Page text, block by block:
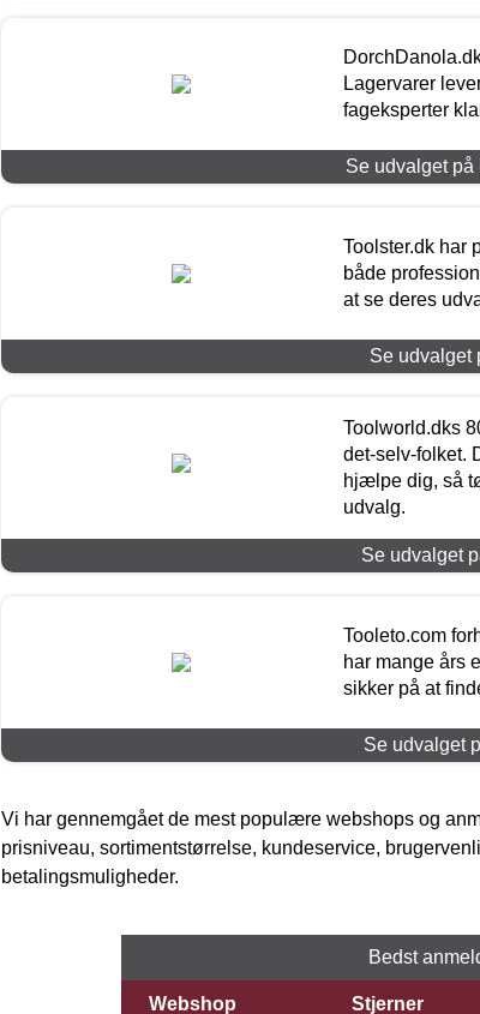
Lagervarer
fageksperter
Se udvalget
Toolster.dk har
både
at se deres
Se udvalget
Toolworld.dks
det-selv-folket.
hjælpe dig, så
udvalg.
Se udvalget
Tooleto.com
har mange års
sikker på at
Se udvalget
Vi har gennemgået de mest populære webshops og
prisniveau, sortimentstørrelse, kundeservice,
betalingsmuligheder.
Bedst
Webshop Stjerner